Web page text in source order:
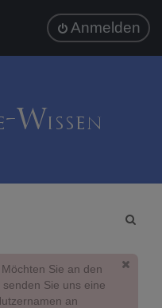
Anmelden
Sie an den
Sie uns eine
an